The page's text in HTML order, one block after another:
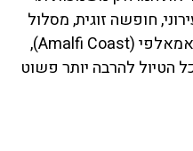
חופשה זוגית, מסלול
בדרום איטליה או המשך לחבל אמאלפי (Amalfi Coast),
הטיול להרבה יותר פשוט